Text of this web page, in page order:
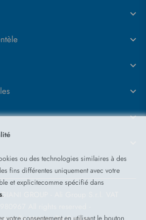
GROUP - Ali Group S.r.l. VAT
ou des technologies similaires à des
fins différentes uniquement avec votre
et explicitecomme spécifié dans
.
votre consentement en utilisant le bouton